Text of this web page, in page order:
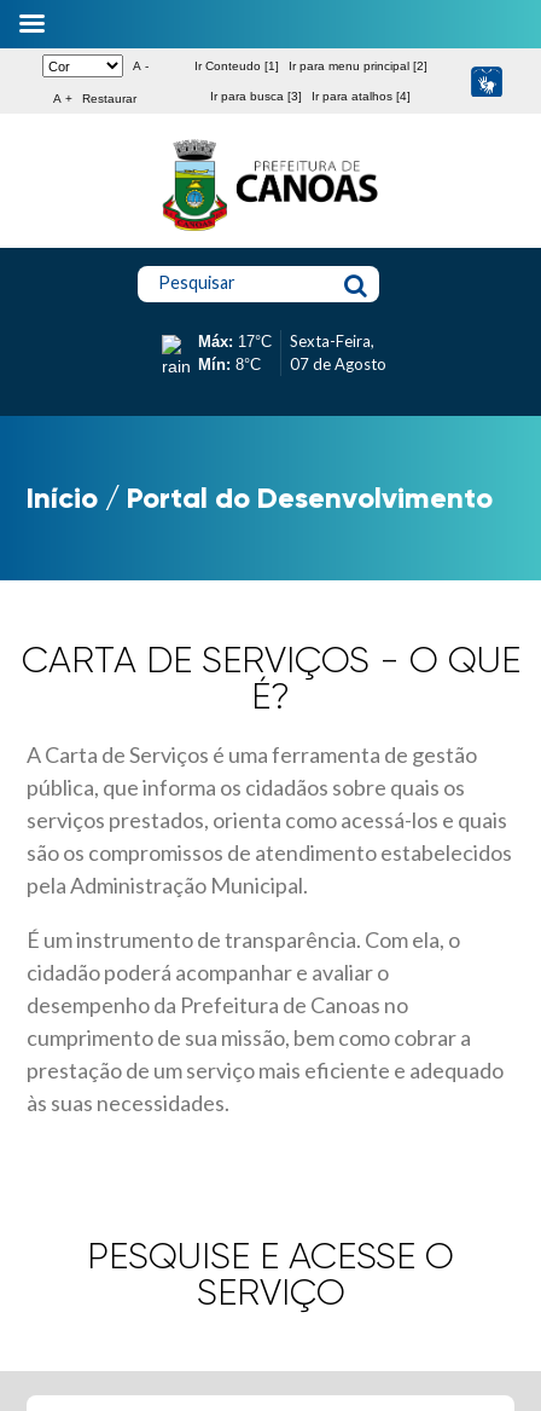
A -
A + Restaurar
Ir Conteudo [1] Ir para menu principal [2]
Ir para busca [3] Ir para atalhos [4]
Pesquisar
Máx: 17°C
Mín: 8°C
Sexta-Feira,
07 de Agosto
Início / Portal do Desenvolvimento
CARTA DE SERVIÇOS - O QUE
É?
A Carta de Serviços é uma ferramenta de gestão
pública, que informa os cidadãos sobre quais os
serviços prestados, orienta como acessá-los e quais
são os compromissos de atendimento estabelecidos
pela Administração Municipal.
É um instrumento de transparência. Com ela, o
cidadão poderá acompanhar e avaliar o
desempenho da Prefeitura de Canoas no
cumprimento de sua missão, bem como cobrar a
prestação de um serviço mais eficiente e adequado
às suas necessidades.
PESQUISE E ACESSE O
SERVIÇO